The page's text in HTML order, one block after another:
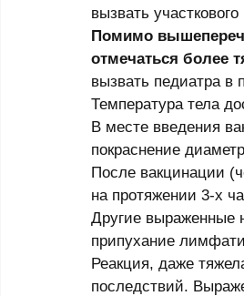
вызвать
Помимо
отмечаться более
вызвать педиатра
Температура тела
В месте введения
покраснение
После вакцинации
на протяжении 3-х
Другие выраженные
припухание
Реакция, даже
последствий.